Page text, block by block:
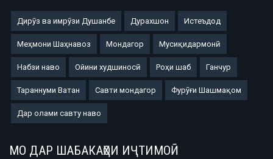
Дирӯз ва имрӯзи Душанбе Дурахшон Истеъдод
Меҳмони Шаҳнавоз Мондагор Мусиқидармонӣ
Набзи наво Ойини худшиносӣ Роҳи шаб Ганчур
Тараннуми Ватан Савти мондагор Фурӯғи Шашмақом
Дар олами савту наво
МО ДАР ШАБАКАҲОИ ИҶТИМОӢ